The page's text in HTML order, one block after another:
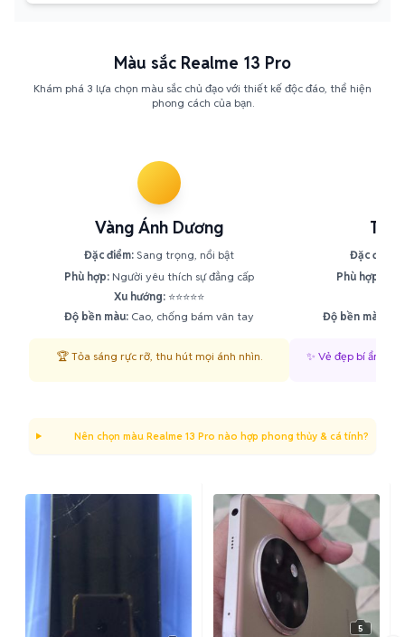
Màu sắc Realme 13 Pro
Khám phá 3 lựa chọn màu sắc chủ đạo với thiết kế độc đáo, thể hiện
phong cách của bạn.
Vàng Ánh Dương
Đặc điểm: Sang trọng, nổi bật
Phù hợp: Người yêu thích sự đẳng cấp
Xu hướng: ⭐⭐⭐⭐⭐
Độ bền màu: Cao, chống bám vân tay
🏆 Tỏa sáng rực rỡ, thu hút mọi ánh nhìn.
Tím
Đặc điểm:
Phù hợp:
Độ bền màu:
✨ Vẻ đẹp bí ẩn,
Nên chọn màu Realme 13 Pro nào hợp phong thủy & cá tính?
5